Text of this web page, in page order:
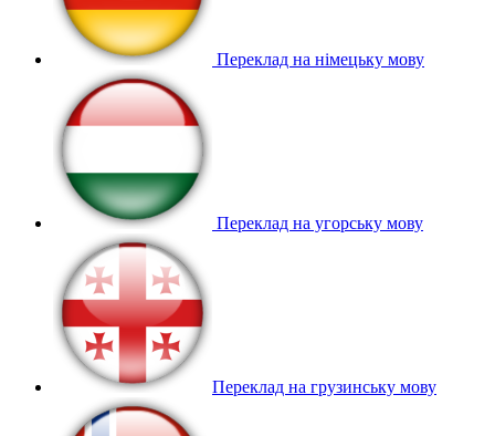
Переклад на німецьку мову
Переклад на угорську мову
Переклад на грузинську мову